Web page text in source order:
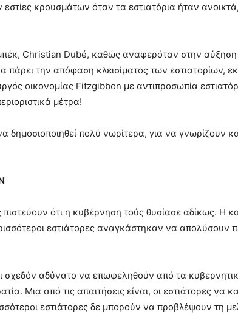
κρουσμάτων όταν τα εστιατόρια ήταν
Christian Dubé, καθώς αναφερόταν στην
πάρει την απόφαση κλεισίματος των εστιατορίων,
οικονομίας Fitzgibbon με αντιπροσωπία
μέτρα!
δημοσιοποιηθεί πολύ νωρίτερα, για να γνωρίζουν
πιστεύουν ότι η κυβέρνηση τούς θυσίασε αδίκως. Η
εστιάτορες αναγκάστηκαν να απολύσουν
σχεδόν αδύνατο να επωφεληθούν από τα
Μια από τις απαιτήσεις είναι, οι εστιάτορες
εστιάτορες δε μπορούν να προβλέψουν τη